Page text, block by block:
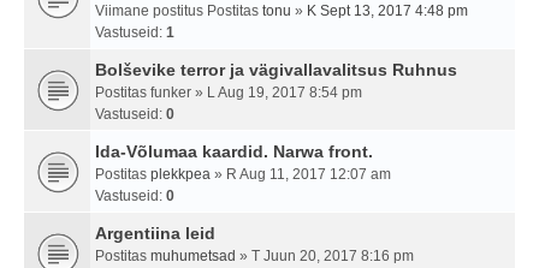
Viimane postitus Postitas tonu » K Sept 13, 2017 4:48 pm
Vastuseid: 1
Bolševike terror ja vägivallavalitsus Ruhnus
Postitas funker » L Aug 19, 2017 8:54 pm
Vastuseid: 0
Ida-Võlumaa kaardid. Narwa front.
Postitas plekkpea » R Aug 11, 2017 12:07 am
Vastuseid: 0
Argentiina leid
Postitas muhumetsad » T Juun 20, 2017 8:16 pm